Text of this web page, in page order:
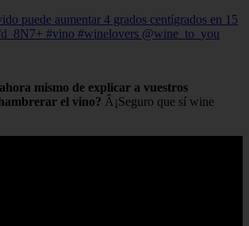
puede aumentar 4 grados centígrados en 15
#vino #winelovers @wine_to_you
mismo de explicar a vuestros
el vino? Â¡Seguro que sí wine